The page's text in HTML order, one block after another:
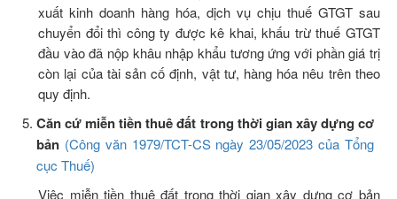
xuất kinh doanh hàng hóa, dịch vụ chịu thuế GTGT sau
chuyển đổi thì công ty được kê khai, khấu trừ thuế GTGT
đầu vào đã nộp khâu nhập khẩu tương ứng với phần giá trị
còn lại của tài sản cố định, vật tư, hàng hóa nêu trên theo
quy định.
Căn cứ miễntiền thuê đất trong thời gian xây dựng cơ
bản (Công văn 1979/TCT-CS ngày 23/05/2023 của Tổng
cục Thuế)
Việc miễn tiền thuê đất trong thời gian xây dựng cơ bản